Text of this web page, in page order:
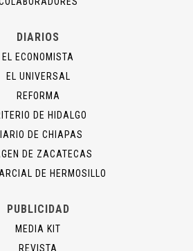
DIARIOS
EL ECONOMISTA
EL UNIVERSAL
REFORMA
DE HIDALGO
DE CHIAPAS
DE ZACATECAS
DE HERMOSILLO
PUBLICIDAD
MEDIA KIT
REVISTA